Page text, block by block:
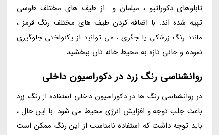
تابلوهای دکوراتیو ، مبلمان و… از طیف های مختلف طوسی
تهیه شده اند. با اضافه کردن طیف های مختلف رنگ قرمز ،
مانند رنگ زرشکی یا جگری ، می توانید از یکنواختی جلوگیری
نموده و جانی تازه به محیط خانه تان ببخشید.
روانشناسی رنگ زرد در دکوراسیون داخلی
در روانشناسی رنگ ها در دکوراسیون داخلی استفاده از رنگ زرد
باعث جلب توجه و افزایش انرژی محیط می شود. با این حال ،
باید توجه داشت که استفاده نامناسب از این رنگ ممکن است